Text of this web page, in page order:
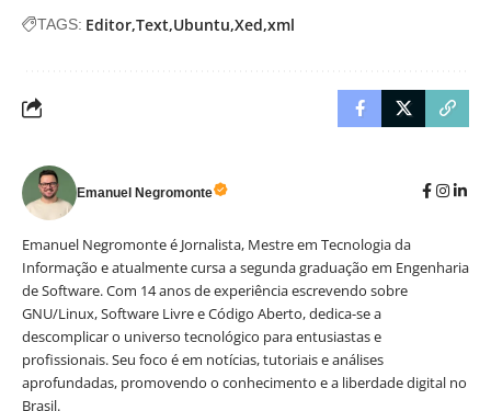
TAGS: Editor Text Ubuntu Xed xml
Emanuel Negromonte
Emanuel Negromonte é Jornalista, Mestre em Tecnologia da
Informação e atualmente cursa a segunda graduação em Engenharia
de Software. Com 14 anos de experiência escrevendo sobre
GNU/Linux, Software Livre e Código Aberto, dedica-se a
descomplicar o universo tecnológico para entusiastas e
profissionais. Seu foco é em notícias, tutoriais e análises
aprofundadas, promovendo o conhecimento e a liberdade digital no
Brasil.